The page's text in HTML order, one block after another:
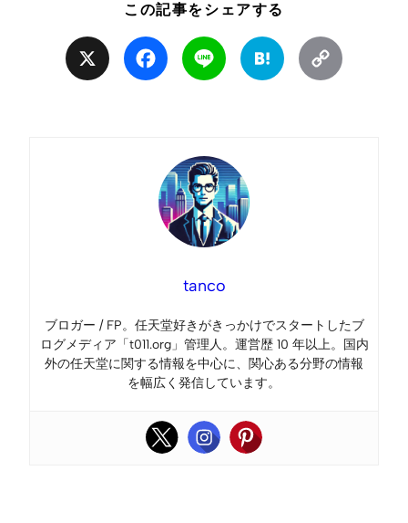
この記事をシェアする
Facebook Line Hatena
tanco
ブロガー / FP。任天堂好きがきっかけでスタートしたブ
ログメディア「t011.org」管理人。運営歴 10 年以上。国内
外の任天堂に関する情報を中心に、関心ある分野の情報
を幅広く発信しています。